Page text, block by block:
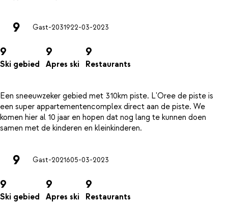
9 Gast-2031922-03-2023
9
Ski gebied
9
Apres ski
9
Restaurants
Een sneeuwzeker gebied met 310km piste. L'Oree de piste is
een super appartementencomplex direct aan de piste. We
komen hier al 10 jaar en hopen dat nog lang te kunnen doen
9 Gast-2021605-03-2023
9
Ski gebied
9
Apres ski
9
Restaurants